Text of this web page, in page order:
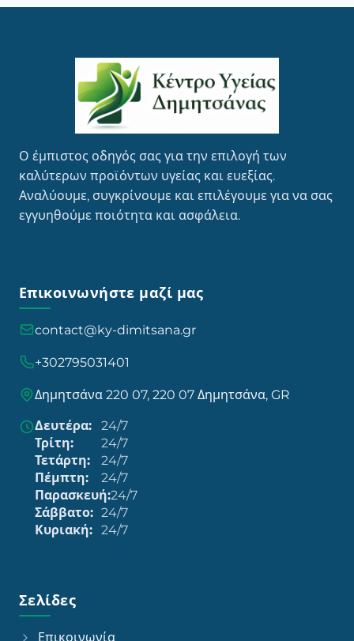
Ο έμπιστος οδηγός σας για την επιλογή των
καλύτερων προϊόντων υγείας και ευεξίας.
Αναλύουμε, συγκρίνουμε και επιλέγουμε για να σας
εγγυηθούμε ποιότητα και ασφάλεια.
Επικοινωνήστε μαζί μας
contact@ky-dimitsana.gr
+302795031401
Δημητσάνα 220 07, 220 07 Δημητσάνα, GR
Δευτέρα:
24/7
Τρίτη:
24/7
Τετάρτη:
24/7
Πέμπτη:
24/7
Παρασκευή:24/7
Σάββατο: 24/7
Κυριακή: 24/7
Σελίδες
Επικοινωνία